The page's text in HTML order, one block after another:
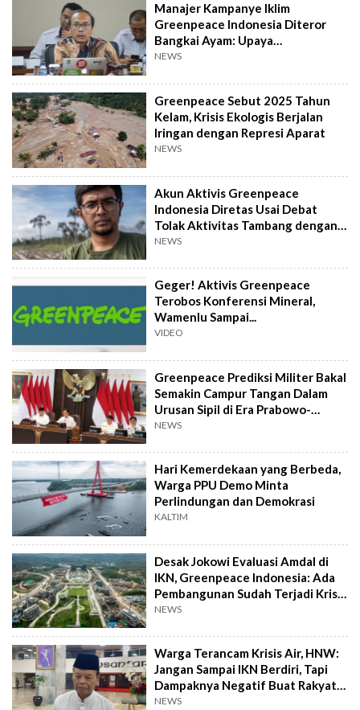
Manajer Kampanye Iklim
Greenpeace Indonesia Diteror
Bangkai Ayam: Upaya
Pembungkaman Kritik
NEWS
Greenpeace Sebut 2025 Tahun
Kelam, Krisis Ekologis Berjalan
Iringan dengan Represi Aparat
NEWS
Akun Aktivis Greenpeace
Indonesia Diretas Usai Debat
Tolak Aktivitas Tambang dengan
Ketua PBNU
NEWS
Geger! Aktivis Greenpeace
Terobos Konferensi Mineral,
Wamenlu Sampai...
VIDEO
Greenpeace Prediksi Militer Bakal
Semakin Campur Tangan Dalam
Urusan Sipil di Era Prabowo-
Gibran
NEWS
Hari Kemerdekaan yang Berbeda,
Warga PPU Demo Minta
Perlindungan dan Demokrasi
KALTIM
Desak Jokowi Evaluasi Amdal di
IKN, Greenpeace Indonesia: Ada
Pembangunan Sudah Terjadi Krisis
Air
NEWS
Warga Terancam Krisis Air, HNW:
Jangan Sampai IKN Berdiri, Tapi
Dampaknya Negatif Buat Rakyat
Setempat
NEWS